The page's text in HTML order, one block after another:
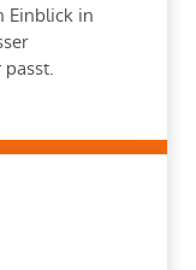
Einblick in
passt.